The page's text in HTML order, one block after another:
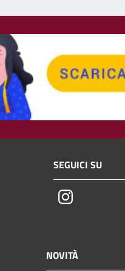
SEGUICI SU
Instagram
NOVITÀ